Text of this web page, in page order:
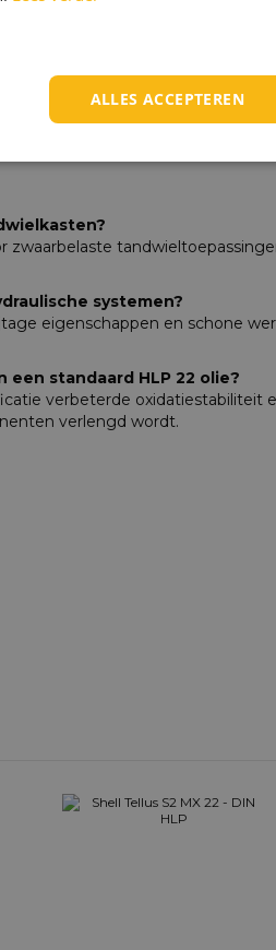
22, gemeten van cradle-to-
is onafhankelijk
zwaarbelaste
systemen?
eigenschappen en schone
een standaard HLP 22 olie?
verbeterde oxidatiestabiliteit
verlengd wordt.
ALLES ACCEPTEREN